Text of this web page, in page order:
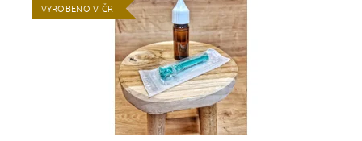
VYROBENO V ČR